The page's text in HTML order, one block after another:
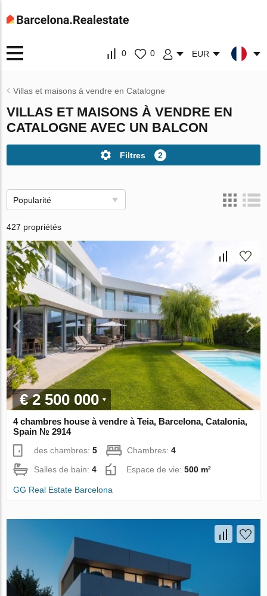
0 0 EUR
Villas et maisons à vendre en Catalogne
VILLAS ET MAISONS À VENDRE EN
CATALOGNE AVEC UN BALCON
Filtres 2
Popularité
427 propriétés
€ 2 500 000
4 chambres house à vendre à Teia, Barcelona, Catalonia,
Spain № 2914
des chambres:5 Chambres:4
Salles de bain:4 Espace de vie:500 m²
GG Real Estate Barcelona